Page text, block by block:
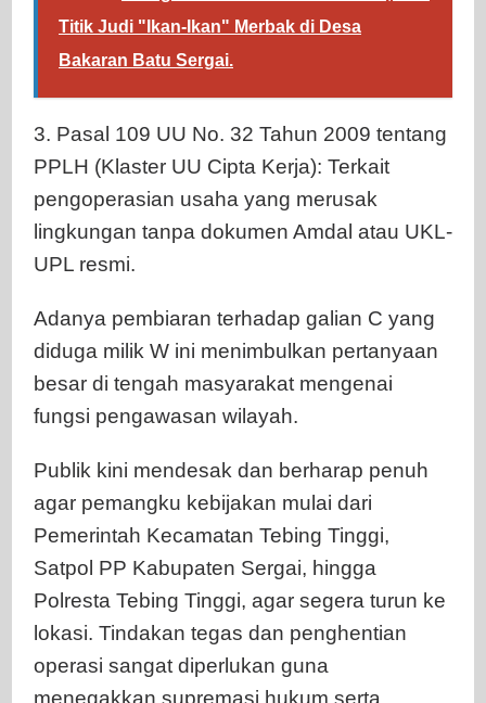
Titik Judi "Ikan-Ikan" Merbak di Desa
Bakaran Batu Sergai.
3. Pasal 109 UU No. 32 Tahun 2009 tentang
PPLH (Klaster UU Cipta Kerja): Terkait
pengoperasian usaha yang merusak
lingkungan tanpa dokumen Amdal atau UKL-
UPL resmi.
Adanya pembiaran terhadap galian C yang
diduga milik W ini menimbulkan pertanyaan
besar di tengah masyarakat mengenai
fungsi pengawasan wilayah.
Publik kini mendesak dan berharap penuh
agar pemangku kebijakan mulai dari
Pemerintah Kecamatan Tebing Tinggi,
Satpol PP Kabupaten Sergai, hingga
Polresta Tebing Tinggi, agar segera turun ke
lokasi. Tindakan tegas dan penghentian
operasi sangat diperlukan guna
menegakkan supremasi hukum serta